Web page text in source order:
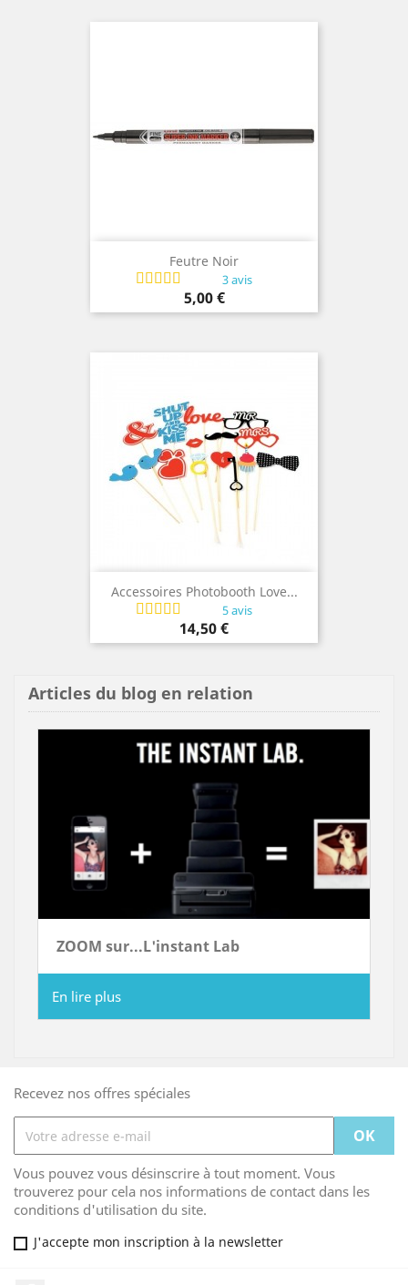
Feutre Noir
3 avis
Prix
5,00 €
Accessoires Photobooth Love...
5 avis
Prix
14,50 €
Articles du blog en relation
ZOOM sur...L'instant Lab
En lire plus
Recevez nos offres spéciales
Vous pouvez vous désinscrire à tout moment. Vous
trouverez pour cela nos informations de contact dans les
conditions d'utilisation du site.
J'accepte mon inscription à la newsletter